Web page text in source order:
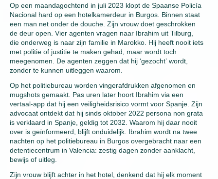
Op een maandagochtend in juli 2023 klopt de Spaanse Policía
Nacional hard op een hotelkamerdeur in Burgos. Binnen staat
een man net onder de douche. Zijn vrouw doet geschrokken
de deur open. Vier agenten vragen naar Ibrahim uit Tilburg,
die onderweg is naar zijn familie in Marokko. Hij heeft nooit iets
met politie of justitie te maken gehad, maar wordt toch
meegenomen. De agenten zeggen dat hij ‘gezocht’ wordt,
zonder te kunnen uitleggen waarom.
Op het politiebureau worden vingerafdrukken afgenomen en
mugshots gemaakt. Pas uren later hoort Ibrahim via een
vertaal-app dat hij een veiligheidsrisico vormt voor Spanje. Zijn
advocaat ontdekt dat hij sinds oktober 2022 persona non grata
is verklaard in Spanje, geldig tot 2032. Waarom hij daar nooit
over is geïnformeerd, blijft onduidelijk. Ibrahim wordt na twee
nachten op het politiebureau in Burgos overgebracht naar een
detentiecentrum in Valencia: zestig dagen zonder aanklacht,
bewijs of uitleg.
Zijn vrouw blijft achter in het hotel, denkend dat hij elk moment